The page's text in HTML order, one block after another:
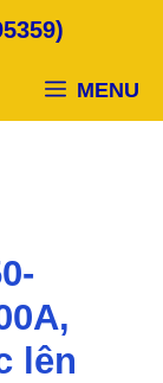
MENU
lên